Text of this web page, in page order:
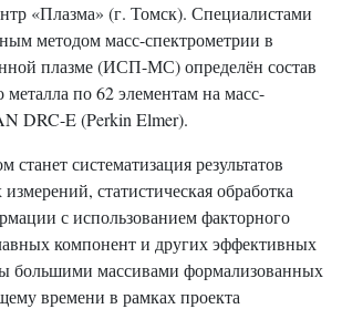
«Плазма» (г. Томск). Специалистами
методом масс-спектрометрии в
плазме (ИСП-МС) определён состав
металла по 62 элементам на масс-
DRC-E (Perkin Elmer).
систематизация результатов
статистическая обработка
с использованием факторного
компонент и других эффективных
большими массивами формализованных
времени в рамках проекта